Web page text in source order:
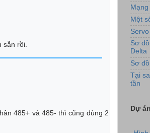
sẵn rồi.
485+ và 485- thì cũng dùng 2
Một
Sơ
Delta
Sơ
Tại
tần
Dự
Hình